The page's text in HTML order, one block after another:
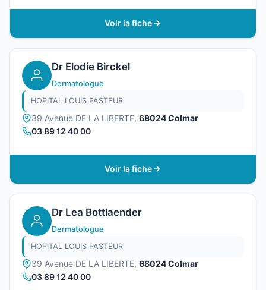
Voir la fiche
Dr Elodie Birckel
Dermatologue
HOPITAL LOUIS PASTEUR
39 Avenue DE LA LIBERTE, 68024 Colmar
03 89 12 40 00
Voir la fiche
Dr Lea Bottlaender
Dermatologue
HOPITAL LOUIS PASTEUR
39 Avenue DE LA LIBERTE, 68024 Colmar
03 89 12 40 00